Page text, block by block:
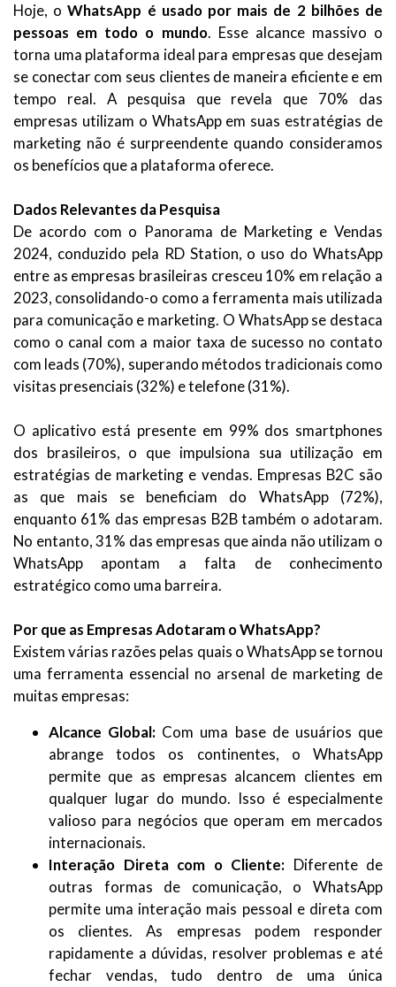
Hoje, oWhatsApp é usado por mais de 2 bilhões de
pessoas em todo o mundo. Esse alcance massivo o
torna uma plataforma ideal para empresas que desejam
se conectar com seus clientes de maneira eficiente e em
tempo real. A pesquisa que revela que 70% das
empresas utilizam o WhatsApp em suas estratégias de
marketing não é surpreendente quando consideramos
os benefícios que a plataforma oferece.
Dados Relevantes da Pesquisa
De acordo com o Panorama de Marketing e Vendas
2024, conduzido pela RD Station, o uso do WhatsApp
entre as empresas brasileiras cresceu 10% em relação a
2023, consolidando-o como a ferramenta mais utilizada
para comunicação e marketing. O WhatsApp se destaca
como o canal com a maior taxa de sucesso no contato
com leads (70%), superando métodos tradicionais como
visitas presenciais (32%) e telefone (31%).
O aplicativo está presente em 99% dos smartphones
dos brasileiros, o que impulsiona sua utilização em
estratégias de marketing e vendas. Empresas B2C são
as que mais se beneficiam do WhatsApp (72%),
enquanto 61% das empresas B2B também o adotaram.
No entanto, 31% das empresas que ainda não utilizam o
WhatsApp apontam a falta de conhecimento
estratégico como uma barreira.
Por que as Empresas Adotaram o WhatsApp?
Existem várias razões pelas quais o WhatsApp se tornou
uma ferramenta essencial no arsenal de marketing de
muitas empresas:
Alcance Global: Com uma base de usuários que
abrange todos os continentes, o WhatsApp
permite que as empresas alcancem clientes em
qualquer lugar do mundo. Isso é especialmente
valioso para negócios que operam em mercados
internacionais.
Interação Direta com o Cliente: Diferente de
outras formas de comunicação, o WhatsApp
permite uma interação mais pessoal e direta com
os clientes. As empresas podem responder
rapidamente a dúvidas, resolver problemas e até
fechar vendas, tudo dentro de uma única